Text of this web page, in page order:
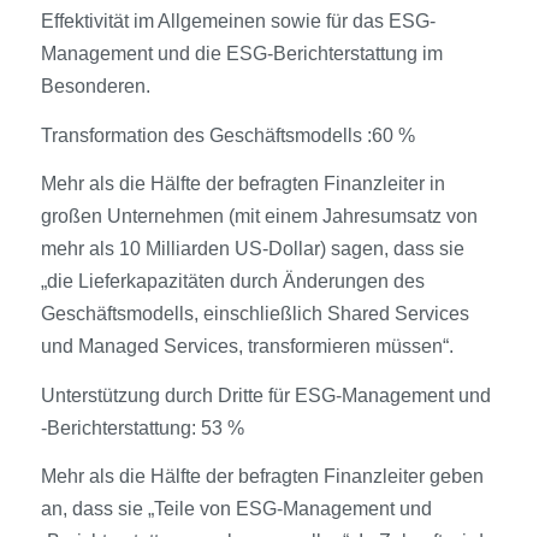
Effektivität im Allgemeinen sowie für das ESG-
Management und die ESG-Berichterstattung im
Besonderen.
Transformation des Geschäftsmodells :60 %
Mehr als die Hälfte der befragten Finanzleiter in
großen Unternehmen (mit einem Jahresumsatz von
mehr als 10 Milliarden US-Dollar) sagen, dass sie
„die Lieferkapazitäten durch Änderungen des
Geschäftsmodells, einschließlich Shared Services
und Managed Services, transformieren müssen“.
Unterstützung durch Dritte für ESG-Management und
‑Berichterstattung: 53 %
Mehr als die Hälfte der befragten Finanzleiter geben
an, dass sie „Teile von ESG-Management und